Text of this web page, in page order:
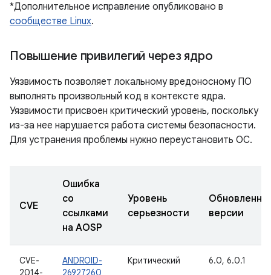
*Дополнительное исправление опубликовано в
сообществе Linux.
Повышение привилегий через ядро
Уязвимость позволяет локальному вредоносному ПО
выполнять произвольный код в контексте ядра.
Уязвимости присвоен критический уровень, поскольку
из-за нее нарушается работа системы безопасности.
Для устранения проблемы нужно переустановить ОС.
CVE
Ошибка
со
ссылками
на AOSP
Уровень
серьезности
версии
CVE-
2014-
ANDROID-
26927260
Критический 6.0, 6.0.1